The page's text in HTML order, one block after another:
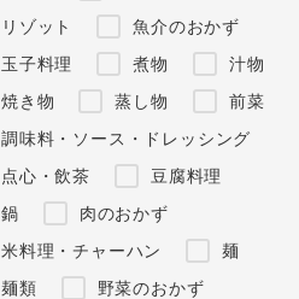
リゾット
魚介のおかず
玉子料理
煮物
汁物
焼き物
蒸し物
前菜
調味料・ソース・ドレッシング
点心・飲茶
豆腐料理
鍋
肉のおかず
米料理・チャーハン
麺
麺類
野菜のおかず